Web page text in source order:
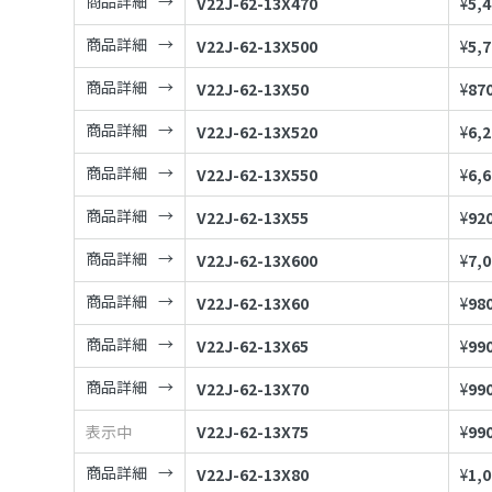
商品詳細
V22J-62-13X500 ¥
商品詳細
V22J-62-13X50 ¥
商品詳細
V22J-62-13X520 ¥
商品詳細
V22J-62-13X550 ¥
商品詳細
V22J-62-13X55 ¥
商品詳細
V22J-62-13X600 ¥
商品詳細
V22J-62-13X60 ¥
商品詳細
V22J-62-13X65 ¥
商品詳細
V22J-62-13X70 ¥
表示中
V22J-62-13X75 ¥
商品詳細
V22J-62-13X80 ¥